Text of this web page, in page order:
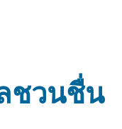
ชวนชื่น